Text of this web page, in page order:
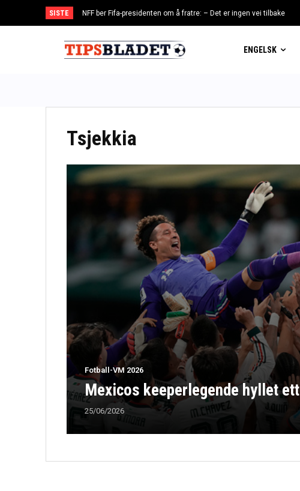
SISTE NFF ber Fifa-presidenten om å fratre: – Det er ingen vei tilbake
Tidslinje om bråket i Fifa
ENGELSK
Tsjekkia
Fotball-VM 2026
Mexicos keeperlegende hyllet
25/06/2026